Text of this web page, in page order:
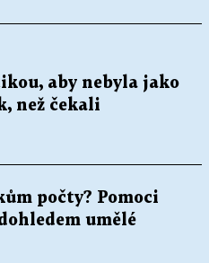
aby nebyla jako
než čekali
počty? Pomoci
umělé